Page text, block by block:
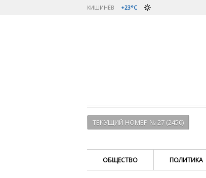
КИШИНЁВ +23°C
ТЕКУЩИЙ НОМЕР № 27 (2450)
ОБЩЕСТВО ПОЛИТИКА